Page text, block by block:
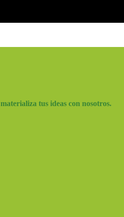
materializa tus ideas con nosotros.